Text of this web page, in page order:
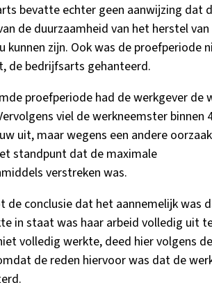
bevatte echter geen aanwijzing dat
de duurzaamheid van het herstel
zijn. Ook was de proefperiode
de bedrijfsarts gehanteerd.
proefperiode had de werkgever de
viel de werkneemster binnen
uit, maar wegens een andere
standpunt dat de maximale
verstreken was.
de conclusie dat het aannemelijk was
in staat was haar arbeid volledig uit
volledig werkte, deed hier volgens de
de reden hiervoor was dat de